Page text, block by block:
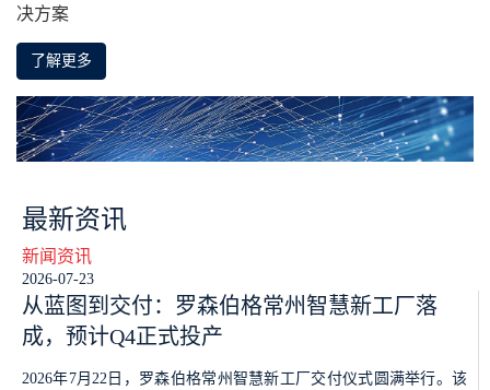
决方案
了解更多
最新资讯
新闻资讯
2026-07-23
从蓝图到交付：罗森伯格常州智慧新工厂落
成，预计Q4正式投产
2026年7月22日，罗森伯格常州智慧新工厂交付仪式圆满举行。该